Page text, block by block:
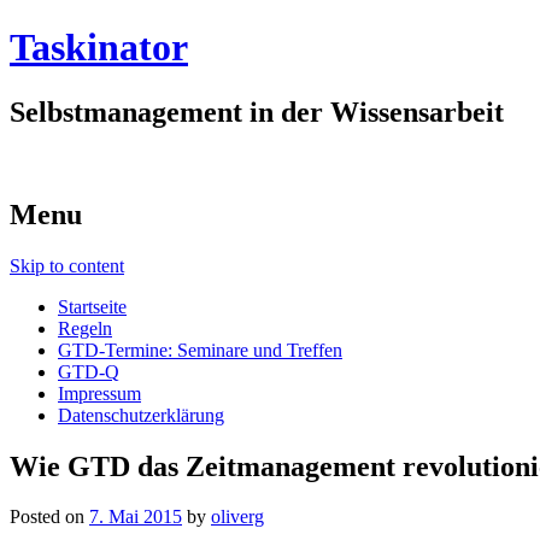
Taskinator
Selbstmanagement in der Wissensarbeit
Menu
Skip to content
Startseite
Regeln
GTD-Termine: Seminare und Treffen
GTD-Q
Impressum
Datenschutzerklärung
Wie GTD das Zeitmanagement
Posted on 7. Mai 2015 by oliverg